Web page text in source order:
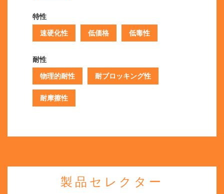
特性
速硬化性 低価格 低毒性
耐性
物理的耐性 耐ブロッキング性
耐摩擦性
製品セレクター